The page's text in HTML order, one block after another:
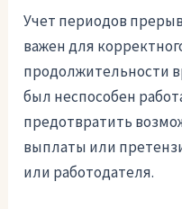
Учет периодов
важен для
продолжительности
был неспособен
предотвратить
выплаты или
или работодателя.